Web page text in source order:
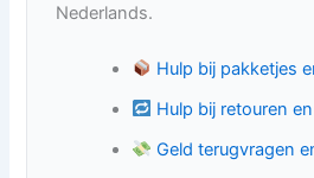
Nederlands.
Hulp bij pakketjes
Hulp bij retouren
Geld terugvragen